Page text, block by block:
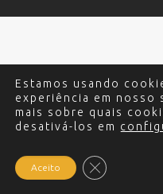
Estamos usando
experiência em nosso
mais sobre quais
desativá-los em
Aceito Close GDPR